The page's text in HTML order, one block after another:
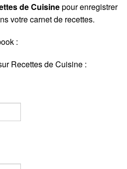
de Cuisinepour enregistrer
votre carnet de recettes.
:
Recettes de Cuisine :